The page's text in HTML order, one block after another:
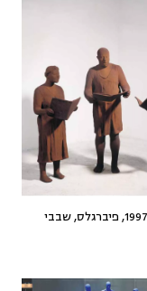
1997, פיברגלס, שבבי